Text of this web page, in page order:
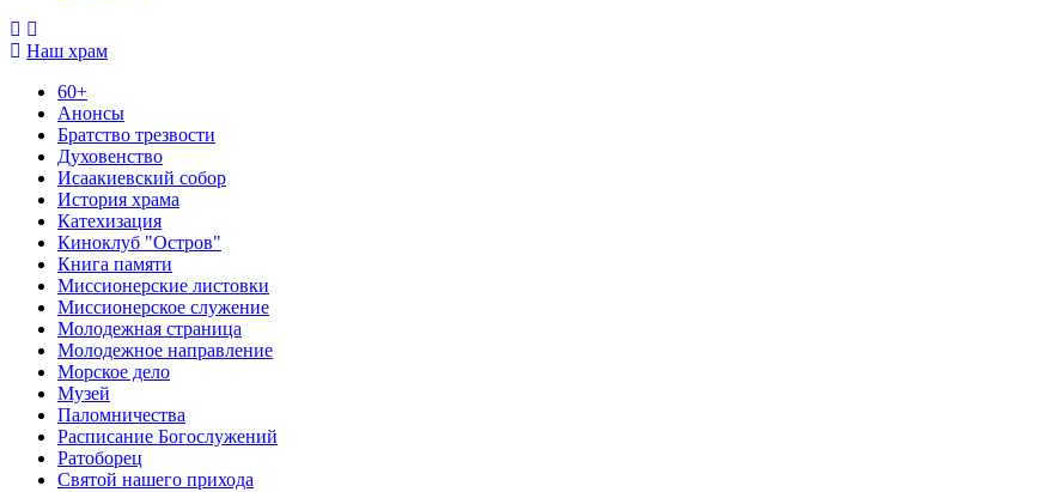
Наш храм
60+
Анонсы
Братство трезвости
Духовенство
Исаакиевский собор
История храма
Катехизация
Киноклуб "Остров"
Книга памяти
Миссионерские листовки
Миссионерское служение
Молодежная страница
Молодежное направление
Морское дело
Музей
Паломничества
Расписание Богослужений
Ратоборец
Святой нашего прихода